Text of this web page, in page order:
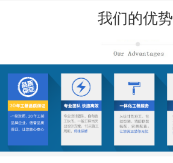
我们的优势